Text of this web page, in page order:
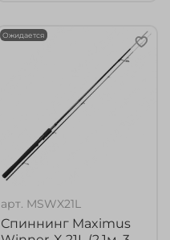
Ожидается
арт. MSWX21L
Спиннинг Maximus